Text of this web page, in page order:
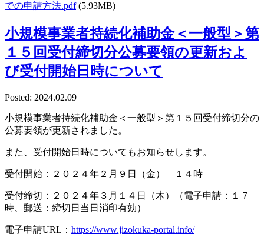
での申請方法.pdf(5.93MB)
小規模事業者持続化補助金＜一般型＞第
１５回受付締切分公募要領の更新およ
び受付開始日時について
Posted: 2024.02.09
小規模事業者持続化補助金＜一般型＞第１５回受付締切分の
公募要領が更新されました。
また、受付開始日時についてもお知らせします。
受付開始：２０２４年２月９日（金） １４時
受付締切：２０２４年３月１４日（木）（電子申請：１７
時、郵送：締切日当日消印有効）
電子申請URL： https://www.jizokuka-portal.info/